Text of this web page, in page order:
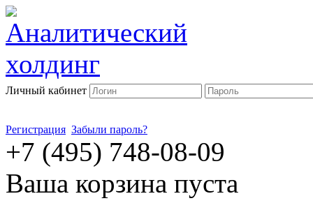
Личный кабинет
Регистрация Забыли пароль?
+7 (495) 748-08-09
Ваша корзина пуста